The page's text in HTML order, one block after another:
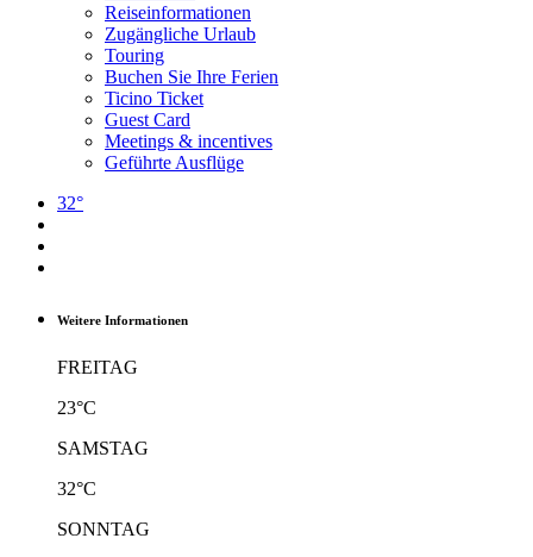
Reiseinformationen
Zugängliche Urlaub
Touring
Buchen Sie Ihre Ferien
Ticino Ticket
Guest Card
Meetings & incentives
Geführte Ausflüge
32°
Weitere Informationen
FREITAG
23°C
SAMSTAG
32°C
SONNTAG